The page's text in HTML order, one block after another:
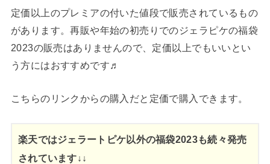
定価以上のプレミアの付いた値段で販売されているもの
があります。再販や年始の初売りでのジェラピケの福袋
2023の販売はありませんので、定価以上でもいいとい
う方にはおすすめです♬
こちらのリンクからの購入だと定価で購入できます。
楽天ではジェラートピケ以外の福袋2023も続々発売
されています↓↓